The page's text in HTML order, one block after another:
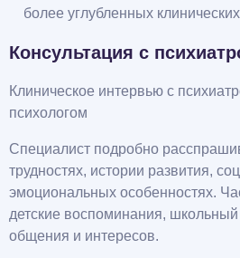
более углубленных
Консультация с
Клиническое интервью с
психологом
Специалист подробно
трудностях, истории развития,
эмоциональных особенностях.
детские воспоминания,
общения и интересов.